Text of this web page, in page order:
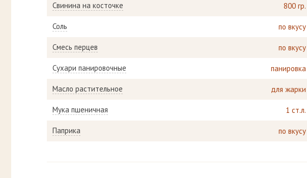
Свинина на косточке 800 гр.
Соль по вкусу
Смесь перцев по вкусу
Сухари панировочные панировка
Масло растительное для жарки
Мука пшеничная 1 ст.л.
Паприка по вкусу